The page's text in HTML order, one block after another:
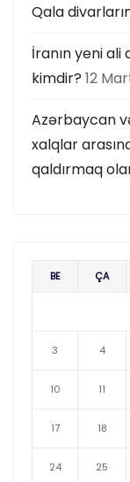
Qala
İranın yeni
kimdir? 12
Azərbaycan
xalqlar
qaldırmaq
BE ÇA
3 4
10 11
17 18
24 25